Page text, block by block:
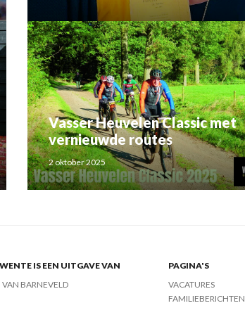
Rahma el Mouden
Vasser Heuvelen Classic met
vernieuwde routes
2 oktober 2025
IS EEN UITGAVE VAN
VAN BARNEVELD
PAGINA'S
VACATURES
FAMILIEBERICHTEN